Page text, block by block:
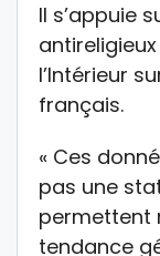
Il s’appuie
l’Intérieur
français.
« Ces
pas une
permettent
tendance